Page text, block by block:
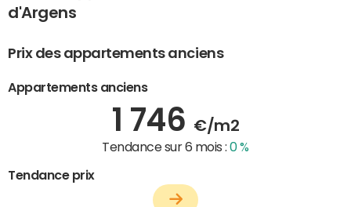
d'Argens
Prix des appartements anciens
Appartements anciens
1 746 €/m2
Tendance sur 6 mois :0 %
Tendance prix